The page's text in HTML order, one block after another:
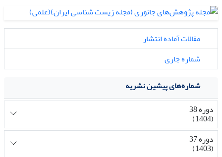
مقالات آماده انتشار
شماره جاری
شماره‌های پیشین نشریه
دوره 38
(1404)
دوره 37
(1403)